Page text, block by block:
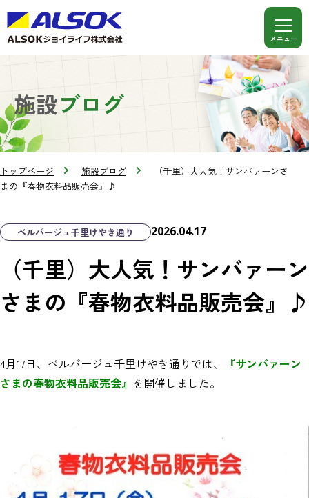
施設ブログ
トップページ 施設ブログ
（千里）大人気！サンバァーンさ
まの『春物衣料品販売会』♪
ベルパージュ千里けやき通り 2026.04.17
（千里）大人気！サンバァーン
さまの『春物衣料品販売会』♪
4月17日、ベルパージュ千里けやき通りでは、
『サンバァーン
さまの春物衣料品販売会』 を開催しました。